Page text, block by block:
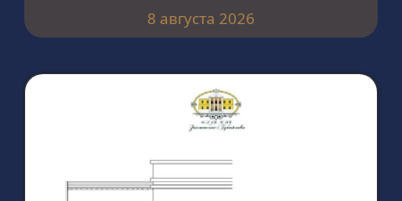
8 августа 2026